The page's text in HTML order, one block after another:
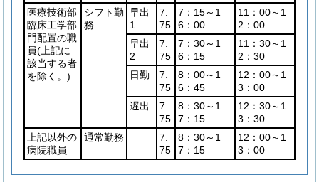
医療技術部
臨床工学部
門配置の職
員(上記に
該当する者
を除く。)
シフト勤
務
早出
1
7.
75
7：15～1
6：00
11：00～1
2：00
早出
2
7.
75
7：30～1
6：15
11：30～1
2：30
日勤
7.
75
8：00～1
6：45
12：00～1
3：00
遅出
7.
75
8：30～1
7：15
12：30～1
3：30
上記以外の
病院職員
通常勤務
7.
75
8：30～1
7：15
12：00～1
3：00